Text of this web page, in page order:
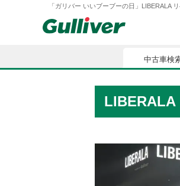
「ガリバー いいブーブーの日」LIBERALA
中古車検索
中古車検
LIBERALA